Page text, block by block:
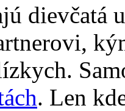
dievčatá
. Len